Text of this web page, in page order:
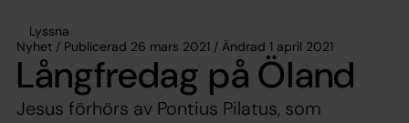
Lyssna
Nyhet / Publicerad 26 mars 2021 / Ändrad 1 april 2021
Långfredag på Öland
Jesus förhörs av Pontius Pilatus, som